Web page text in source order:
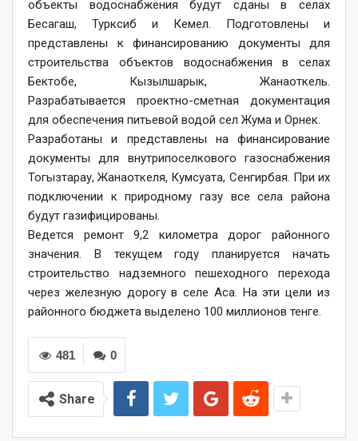
объекты водоснабжения будут сданы в селах
Бесагаш, Турксиб и Кемел. Подготовлены и
представлены к финансированию документы для
строительства объектов водоснабжения в селах
Бектобе, Кызылшарык, Жанаоткель.
Разрабатывается проектно-сметная документация
для обеспечения питьевой водой сел Жума и Орнек.
Разработаны и представлены на финансирование
документы для внутрипоселкового газоснабжения
Тогызтарау, Жанаоткеля, Кумсуата, Сенгирбая. При их
подключении к природному газу все села района
будут газифицированы.
Ведется ремонт 9,2 километра дорог районного
значения. В текущем году планируется начать
строительство надземного пешеходного перехода
через железную дорогу в селе Аса. На эти цели из
районного бюджета выделено 100 миллионов тенге.
0
481
Share